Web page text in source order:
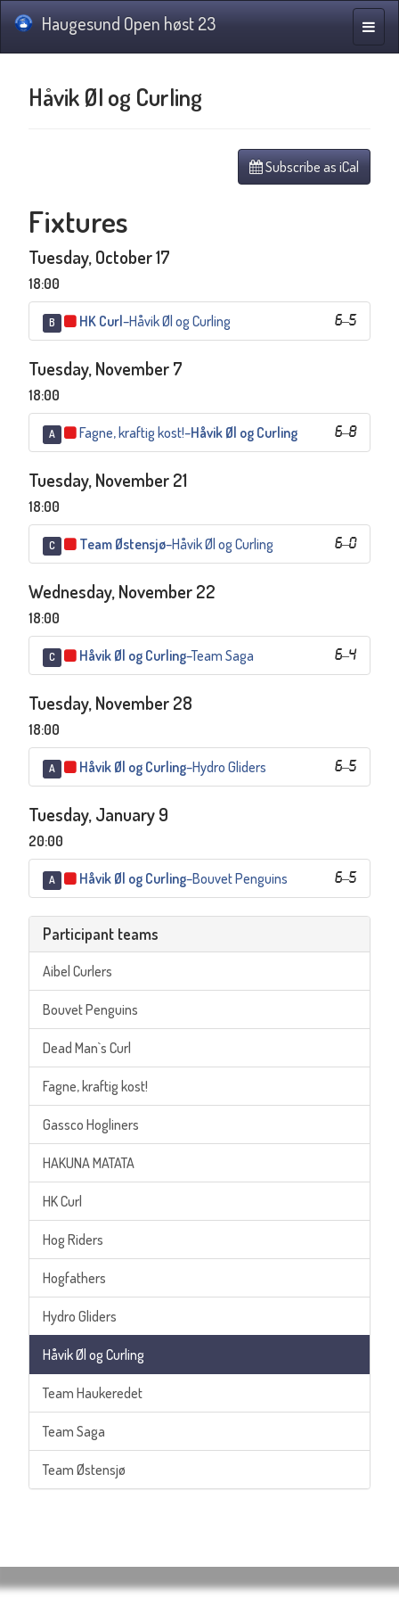
Toggle
Haugesund Open høst 23
Håvik Øl og Curling
Subscribe as iCal
Fixtures
Tuesday, October 17
18:00
B 6–5
HK Curl–Håvik Øl og Curling
Tuesday, November 7
18:00
A 6–8
Fagne, kraftig kost!–Håvik Øl og Curling
Tuesday, November 21
18:00
C 6–0
Team Østensjø–Håvik Øl og Curling
Wednesday, November 22
18:00
C 6–4
Håvik Øl og Curling–Team Saga
Tuesday, November 28
18:00
A 6–5
Håvik Øl og Curling–Hydro Gliders
Tuesday, January 9
20:00
A 6–5
Håvik Øl og Curling–Bouvet Penguins
Participant teams
Aibel Curlers
Bouvet Penguins
Dead Man`s Curl
Fagne, kraftig kost!
Gassco Hogliners
HAKUNA MATATA
HK Curl
Hog Riders
Hogfathers
Hydro Gliders
Håvik Øl og Curling
Team Haukeredet
Team Saga
Team Østensjø